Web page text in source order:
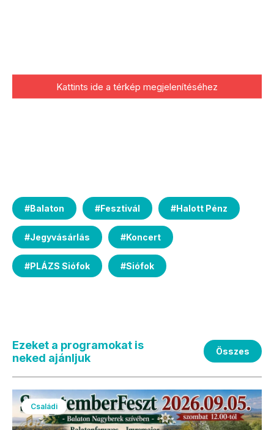
Kattints ide a térkép megjelenítéséhez
#Balaton #Fesztivál #Halott Pénz
#Jegyvásárlás #Koncert
#PLÁZS Siófok #Siófok
Ezeket a programokat is
neked ajánljuk
Összes
Családi